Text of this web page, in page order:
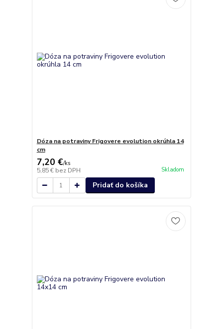
Dóza na potraviny Frigovere evolution okrúhla 14
cm
7,20 €/ks
5,85 € bez DPH Skladom
Pridať do košíka